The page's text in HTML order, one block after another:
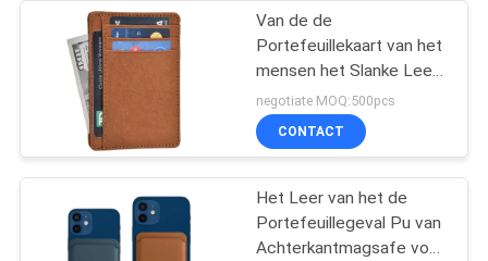
Van de de
Portefeuillekaart van het
mensen het Slanke Leer
Geval RFID die Slimme
Minimalistisch blokkeren
negotiate MOQ:500pcs
CONTACT
Het Leer van het de
Portefeuillegeval Pu van
Achterkantmagsafe voor